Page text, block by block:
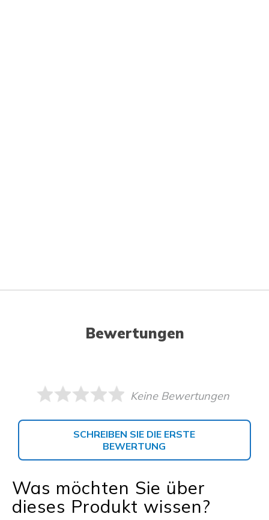
Bewertungen
Keine Bewertungen
SCHREIBEN SIE DIE ERSTE
BEWERTUNG
Was möchten Sie über
dieses Produkt wissen?